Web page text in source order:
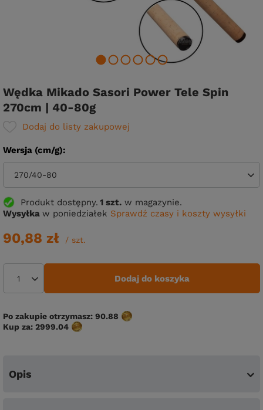
Wędka Mikado Sasori Power Tele Spin
270cm | 40-80g
Dodaj do listy zakupowej
Wersja (cm/g)
270/40-80
Produkt dostępny 1 szt. w magazynie.
Wysyłka w poniedziałek Sprawdź czasy i koszty wysyłki
90,88 zł / szt.
Dodaj do koszyka
Po zakupie otrzymasz: 90.88
Kup za: 2999.04
Opis